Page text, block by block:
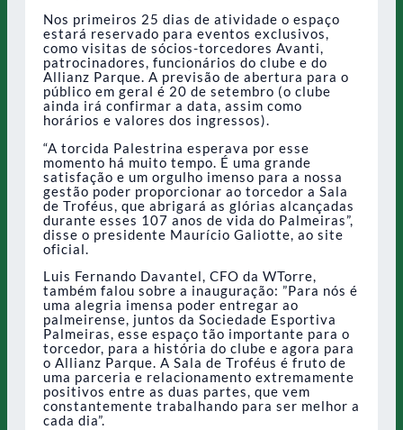
Nos primeiros 25 dias de atividade o espaço
estará reservado para eventos exclusivos,
como visitas de sócios-torcedores Avanti,
patrocinadores, funcionários do clube e do
Allianz Parque. A previsão de abertura para o
público em geral é 20 de setembro (o clube
ainda irá confirmar a data, assim como
horários e valores dos ingressos).
“A torcida Palestrina esperava por esse
momento há muito tempo. É uma grande
satisfação e um orgulho imenso para a nossa
gestão poder proporcionar ao torcedor a Sala
de Troféus, que abrigará as glórias alcançadas
durante esses 107 anos de vida do Palmeiras”,
disse o presidente Maurício Galiotte, ao site
oficial.
Luis Fernando Davantel, CFO da WTorre,
também falou sobre a inauguração: ”Para nós é
uma alegria imensa poder entregar ao
palmeirense, juntos da Sociedade Esportiva
Palmeiras, esse espaço tão importante para o
torcedor, para a história do clube e agora para
o Allianz Parque. A Sala de Troféus é fruto de
uma parceria e relacionamento extremamente
positivos entre as duas partes, que vem
constantemente trabalhando para ser melhor a
cada dia”.